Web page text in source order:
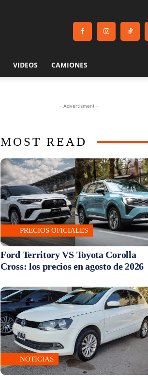
VIDEOS CAMIONES
- Advertisment -
MOST READ
PRECIOS OFICIALES
Ford Territory VS Toyota Corolla
Cross: los precios en agosto de 2026
NOTICIAS